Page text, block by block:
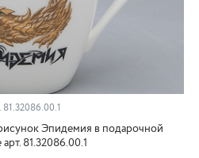
81.32086.00.1
Эпидемия в подарочной
81.32086.00.1